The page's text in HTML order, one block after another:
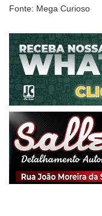
Fonte: Mega Curioso